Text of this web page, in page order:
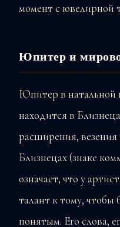
момент с ювелирной
Юпитер и
Юпитер в натальной
находится в
расширения,
Близнецах (знаке
означает, что у
талант к тому,
понятым. Его слова,